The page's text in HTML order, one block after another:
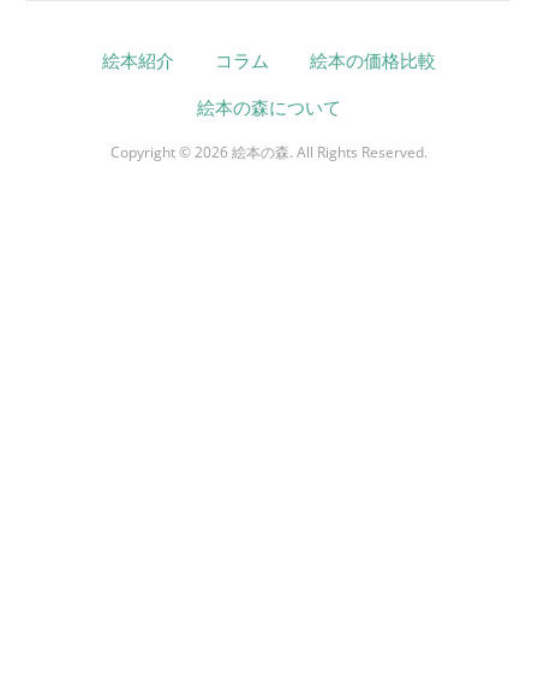
絵本紹介 コラム 絵本の価格比較
絵本の森について
Copyright © 2026 絵本の森. All Rights Reserved.